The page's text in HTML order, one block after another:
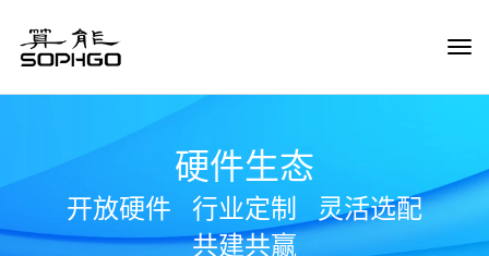
硬件生态
开放硬件 行业定制
灵活选配
共建共赢